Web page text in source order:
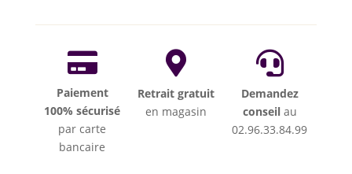

Paiement
100% sécurisé
par carte
bancaire

Retrait gratuit
en magasin

Demandez
conseilau
02.96.33.84.99